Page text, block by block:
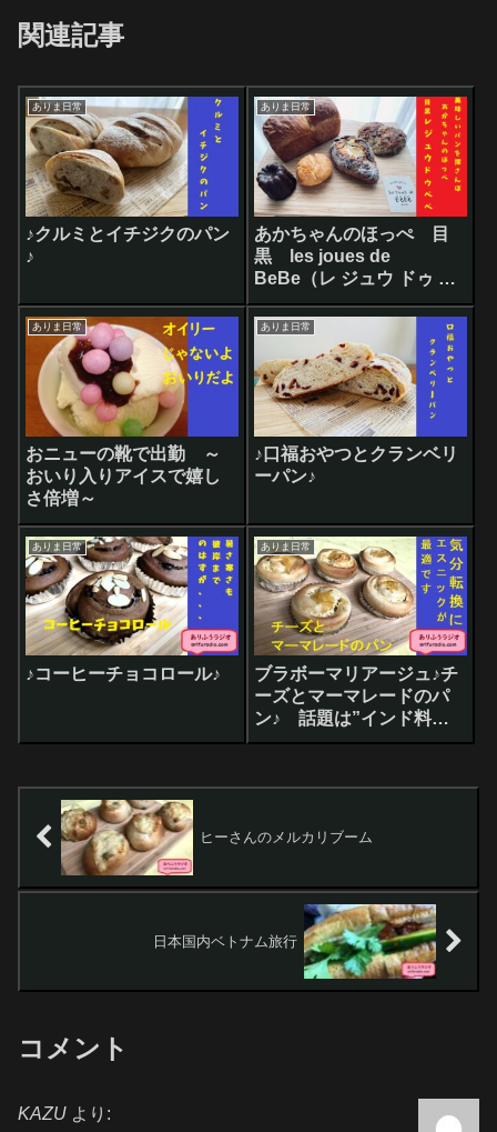
関連記事
ありま日常
♪クルミとイチジクのパン
♪
ありま日常
あかちゃんのほっぺ 目
黒 les joues de
BeBe（レ ジュウ ドゥ ベ
ベ）美味しいパンを探さ
んぽ
ありま日常
おニューの靴で出勤 ～
おいり入りアイスで嬉し
さ倍増～
ありま日常
♪口福おやつとクランベリ
ーパン♪
ありま日常
♪コーヒーチョコロール♪
ありま日常
ブラボーマリアージュ♪チ
ーズとマーマレードのパ
ン♪ 話題は”インド料理
で気力UP”
ヒーさんのメルカリブーム
日本国内ベトナム旅行
コメント
KAZU より: